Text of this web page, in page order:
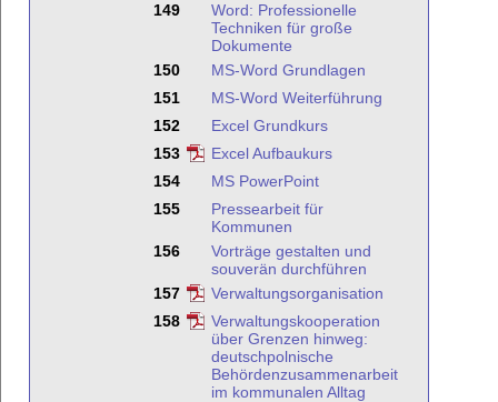
149
Word: Professionelle
Techniken für große
Dokumente
150
MS-Word Grundlagen
151
MS-Word Weiterführung
152
Excel Grundkurs
153
Excel Aufbaukurs
154
MS PowerPoint
155
Pressearbeit für
Kommunen
156
Vorträge gestalten und
souverän durchführen
157
Verwaltungsorganisation
158
Verwaltungskooperation
über Grenzen hinweg:
deutschpolnische
Behördenzusammenarbeit
im kommunalen Alltag